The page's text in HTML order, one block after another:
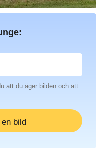
att du äger bilden och att
en bild